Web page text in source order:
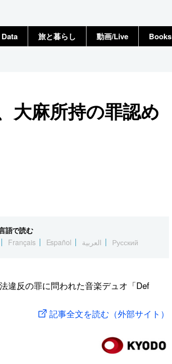
旅と暮らし 動画/Live Books
大麻所持の罪認め
語で読む
Français Español العربية Русский
違反の罪に問われた音楽デュオ「Def
記事全文を読む（外部サイト）